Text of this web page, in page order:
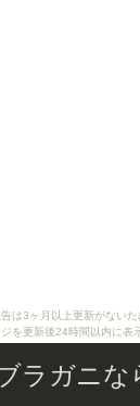
は3ヶ月以上更新がないた
を更新後24時間以内に表
ラガニな